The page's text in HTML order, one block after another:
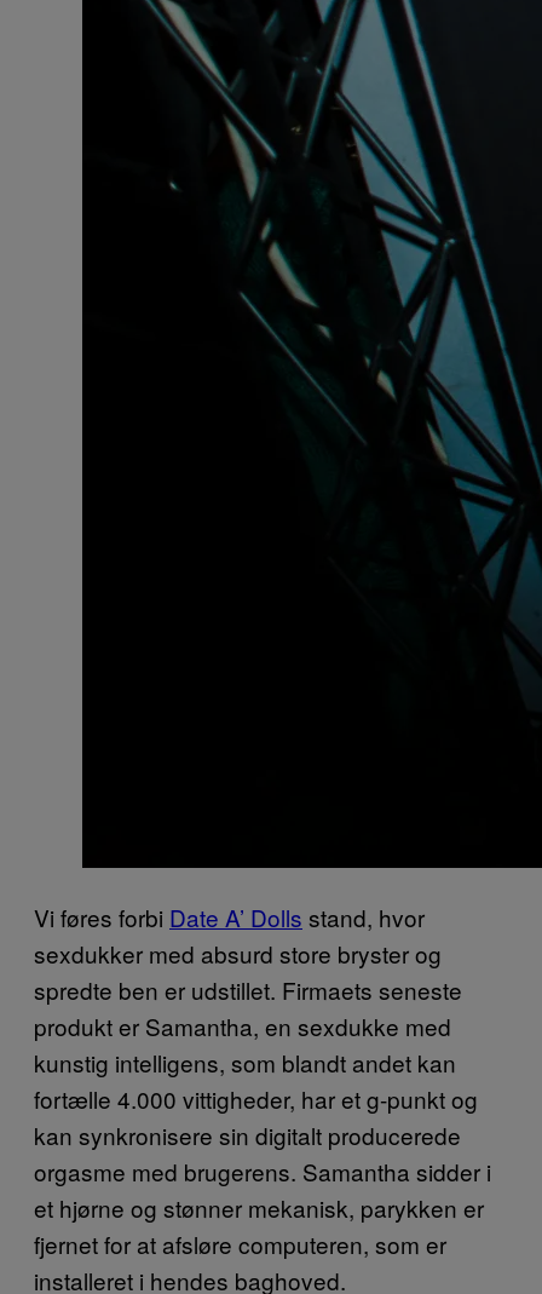
Vi føres forbi Date A’ Dolls stand, hvor
sexdukker med absurd store bryster og
spredte ben er udstillet. Firmaets seneste
produkt er Samantha, en sexdukke med
kunstig intelligens, som blandt andet kan
fortælle 4.000 vittigheder, har et g-punkt og
kan synkronisere sin digitalt producerede
orgasme med brugerens. Samantha sidder i
et hjørne og stønner mekanisk, parykken er
fjernet for at afsløre computeren, som er
installeret i hendes baghoved.